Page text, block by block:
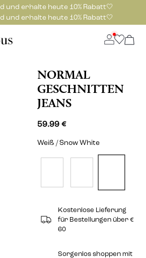
und erhalte heute 10% Rabatt🤍
und erhalte heute 10% Rabatt🤍
NORMAL
GESCHNITTEN
JEANS
59.99 €
Weiß / Snow White
Kostenlose Lieferung
für Bestellungen über €
60
Sorgenlos shoppen mit